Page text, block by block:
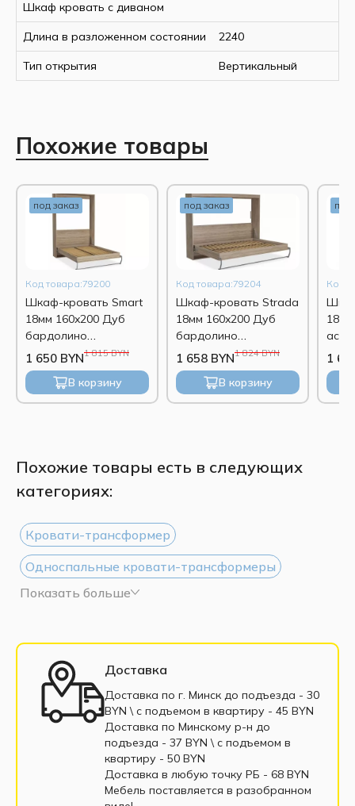
Длина в разложенном
состоянии
Размер спального места,
2000х1600 мм
Количество спальных
мест
2
Материал каркаса
ДСП (Egger 18 мм)
Материал изголовья/
изножья
ДСП (Egger 18мм)
Материал фасада
ДСП (18 мм)
Цвет
дуб бардолино
натуральный
Шкаф кровать с диваном
Длина в разложенном состоянии 2240
Тип открытия Вертикальный
Похожие товары
под заказ
Код товара:79200
Шкаф-кровать Smart
18мм 160x200 Дуб
бардолино
натуральный1 815 BYN
1 650 BYN
В корзину
под заказ
Код товара:79204
Шкаф-кровать Strada
18мм 160x200 Дуб
бардолино
натуральный1 824 BYN
1 658 BYN
В корзину
под
Код
1
Похожие товары есть в следующих
категориях:
Кровати-трансформер
Односпальные кровати-трансформеры
Шкафы-кровати 90x200
Шкафы-кровати 160x200
Двуспальные кровати-трансформеры
Мебель-трансформер в рассрочку
Шкафы-кровати с диваном
Кровати-трансформеры горизонтальные
Показать больше
Доставка
Доставка по г. Минск до подъезда - 30
BYN \ c подъемом в квартиру - 45 BYN
Доставка по Минскому р-н до
подъезда - 37 BYN \ c подъемом в
квартиру - 50 BYN
Доставка в любую точку РБ - 68 BYN
Мебель поставляется в разобранном